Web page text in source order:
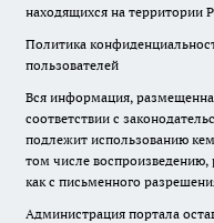
находящихся на территории
Политика
пользователей
Вся информация,
соответствии с
подлежит использованию
том числе воспроизведению,
как с письменного
Администрация портала